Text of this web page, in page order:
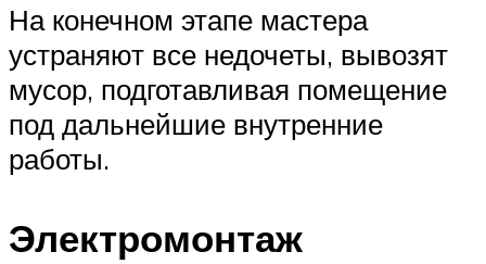
На конечном этапе мастера
устраняют все недочеты, вывозят
мусор, подготавливая помещение
под дальнейшие внутренние
работы.
Электромонтаж